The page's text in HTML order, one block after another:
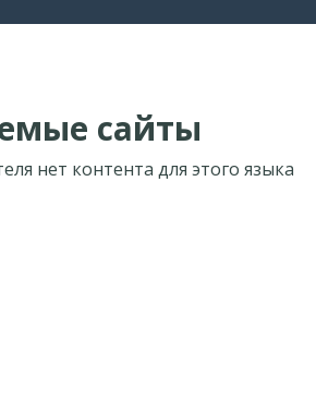
сайты
нет контента для этого языка